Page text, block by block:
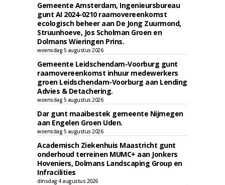
Gemeente Amsterdam, Ingenieursbureau
gunt AI 2024-0210 raamovereenkomst
ecologisch beheer aan De Jong Zuurmond,
Struunhoeve, Jos Scholman Groen en
Dolmans Wieringen Prins.
woensdag 5 augustus 2026
Gemeente Leidschendam-Voorburg gunt
raamovereenkomst inhuur medewerkers
groen Leidschendam-Voorburg aan Lending
Advies & Detachering.
woensdag 5 augustus 2026
Dar gunt maaibestek gemeente Nijmegen
aan Engelen Groen Uden.
woensdag 5 augustus 2026
Academisch Ziekenhuis Maastricht gunt
onderhoud terreinen MUMC+ aan Jonkers
Hoveniers, Dolmans Landscaping Group en
Infracilities
dinsdag 4 augustus 2026